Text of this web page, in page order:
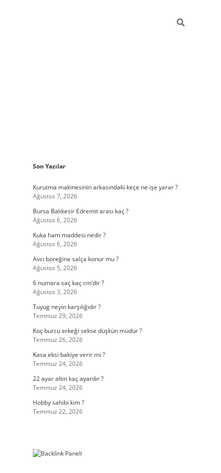
Sidebar
Son Yazılar
Kurutma makinesinin arkasındaki keçe ne işe yarar ?
Ağustos 7, 2026
Bursa Balıkesir Edremit arası kaç ?
Ağustos 6, 2026
Kuka ham maddesi nedir ?
Ağustos 6, 2026
Avcı böreğine salça konur mu ?
Ağustos 5, 2026
6 numara saç kaç cm’dir ?
Ağustos 3, 2026
Tuyug neyin karşılığıdır ?
Temmuz 29, 2026
Koç burcu erkeği sekse düşkün müdür ?
Temmuz 26, 2026
Kasa eksi bakiye verir mi ?
Temmuz 24, 2026
22 ayar altın kaç ayardır ?
Temmuz 24, 2026
Hobby sahibi kim ?
Temmuz 22, 2026